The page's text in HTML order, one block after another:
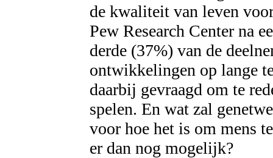
de kwaliteit van leven
Pew Research Center na
derde (37%) van de
ontwikkelingen op lange
daarbij gevraagd om te
spelen. En wat zal
voor hoe het is om mens
er dan nog mogelijk?